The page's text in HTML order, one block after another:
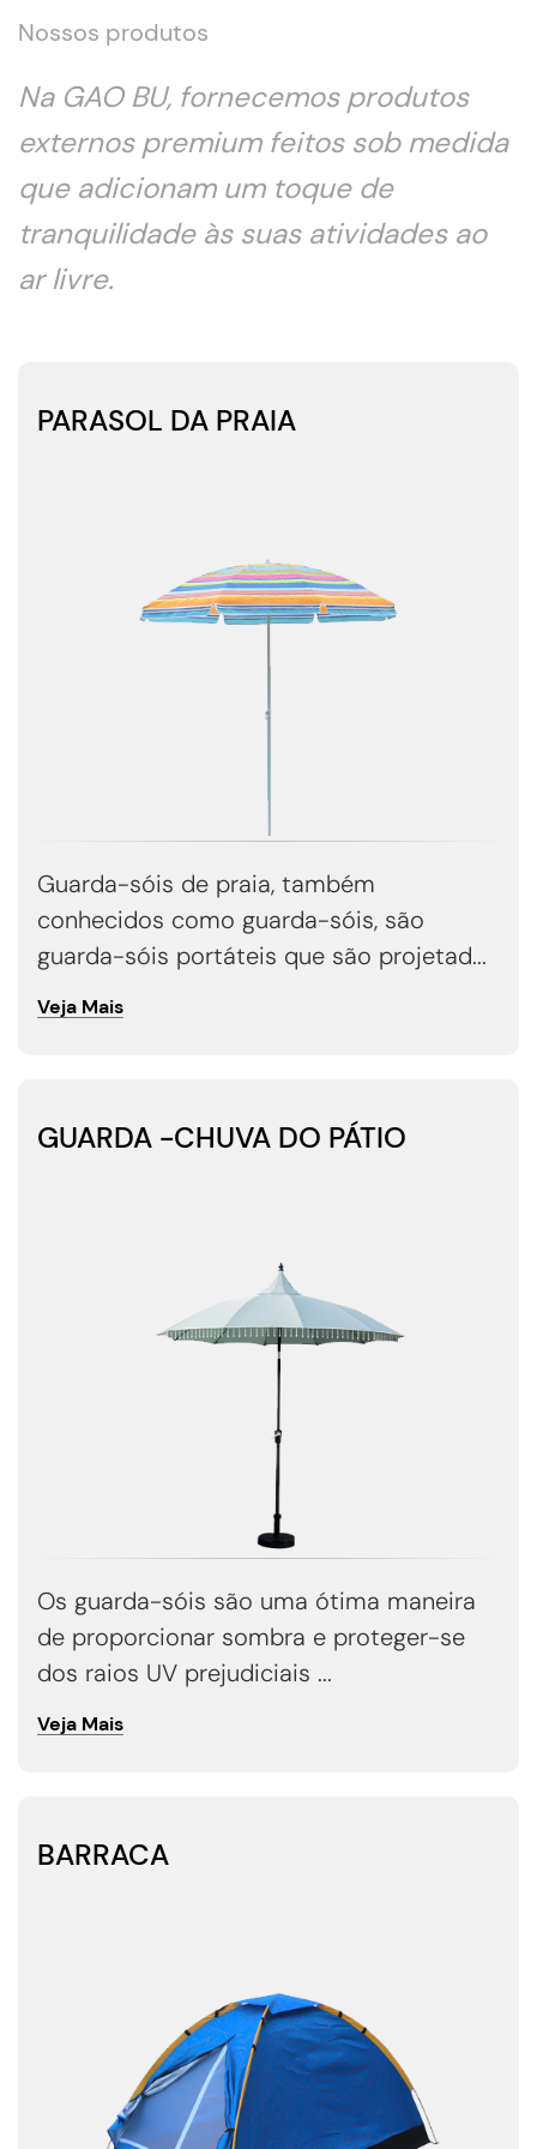
Nossos produtos
Na GAO BU, fornecemos produtos
externos premium feitos sob medida
que adicionam um toque de
tranquilidade às suas atividades ao
ar livre.
PARASOL DA PRAIA
Guarda-sóis de praia, também
conhecidos como guarda-sóis, são
guarda-sóis portáteis que são projetad...
Veja Mais
GUARDA -CHUVA DO PÁTIO
Os guarda-sóis são uma ótima maneira
de proporcionar sombra e proteger-se
dos raios UV prejudiciais ...
Veja Mais
BARRACA